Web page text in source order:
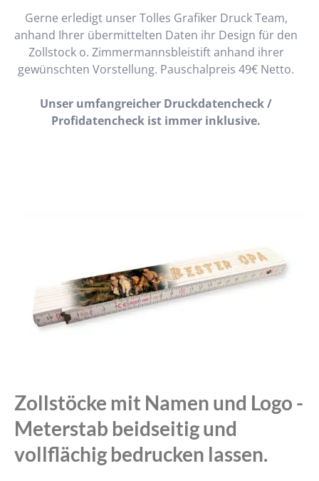
Gerne erledigt unser Tolles Grafiker Druck Team,
anhand Ihrer übermittelten Daten ihr Design für den
Zollstock o. Zimmermannsbleistift anhand ihrer
gewünschten Vorstellung. Pauschalpreis 49€ Netto.
Unser umfangreicher Druckdatencheck /
Profidatencheck ist immer inklusive.
Zollstöcke mit Namen und Logo -
Meterstab beidseitig und
vollflächig bedrucken lassen.